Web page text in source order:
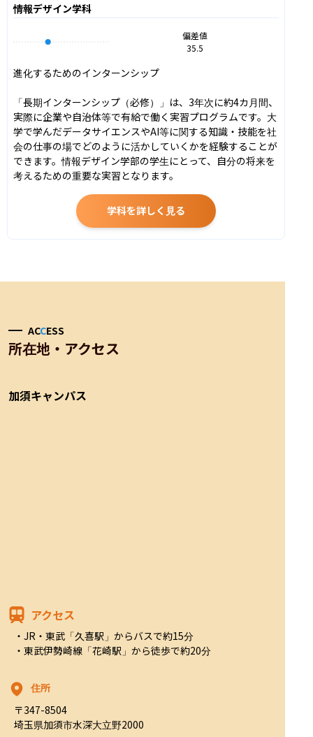
情報デザイン学科
偏差値
35.5
進化するためのインターンシップ
「長期インターンシップ（必修）」は、3年次に約4カ月間、
実際に企業や自治体等で有給で働く実習プログラムです。大
学で学んだデータサイエンスやAI等に関する知識・技能を社
会の仕事の場でどのように活かしていくかを経験することが
できます。情報デザイン学部の学生にとって、自分の将来を
考えるための重要な実習となります。
学科を詳しく見る
ACCESS
所在地・アクセス
加須キャンパス
アクセス
・JR・東武「久喜駅」からバスで約15分
・東武伊勢崎線「花崎駅」から徒歩で約20分
住所
〒347-8504
埼玉県加須市水深大立野2000